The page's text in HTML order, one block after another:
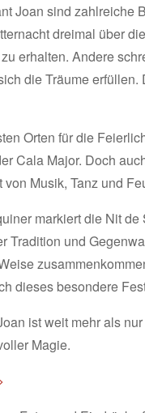
Joan sind zahlreiche
dreimal über
erhalten. Andere
die Träume
Orten für die
Cala Major. Doch
von Musik, Tanz und
markiert die Nit
Tradition und
dieses besondere
ist weit mehr als
Magie.